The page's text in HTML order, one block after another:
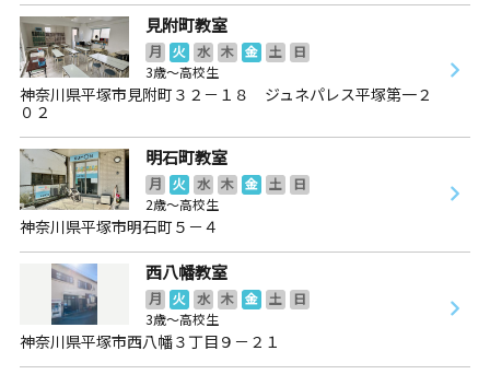
見附町教室
月 火 水 木 金 土
日
3歳～高校生
神奈川県平塚市見附町３２－１８ ジュネパレス平塚第一２
０２
明石町教室
月 火 水 木 金 土
日
2歳～高校生
神奈川県平塚市明石町５－４
西八幡教室
月 火 水 木 金 土
日
3歳～高校生
神奈川県平塚市西八幡３丁目９－２１